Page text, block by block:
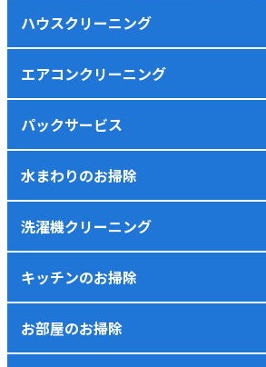
ハウスクリーニング
エアコンクリーニング
パックサービス
水まわりのお掃除
洗濯機クリーニング
キッチンのお掃除
お部屋のお掃除